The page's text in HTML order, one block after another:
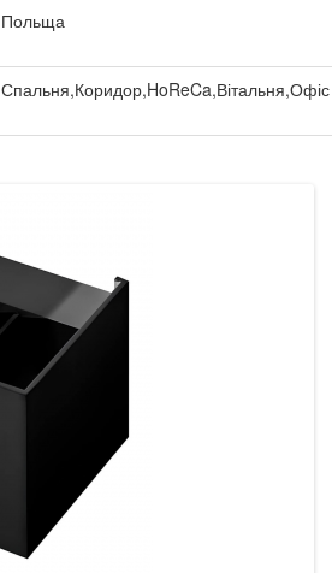
Польща
Спальня,Коридор,HoReCa,Вітальня,Офіс